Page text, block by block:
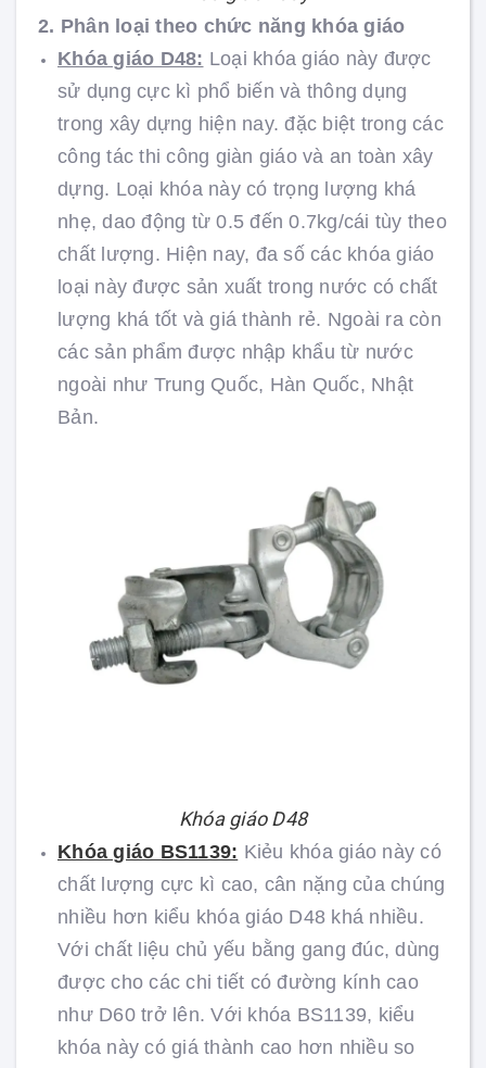
2. Phân loại theo chức năng khóa giáo
Khóa giáo D48: Loại khóa giáo này được
sử dụng cực kì phổ biến và thông dụng
trong xây dựng hiện nay. đặc biệt trong các
công tác thi công giàn giáo và an toàn xây
dựng. Loại khóa này có trọng lượng khá
nhẹ, dao động từ 0.5 đến 0.7kg/cái tùy theo
chất lượng. Hiện nay, đa số các khóa giáo
loại này được sản xuất trong nước có chất
lượng khá tốt và giá thành rẻ. Ngoài ra còn
các sản phẩm được nhập khẩu từ nước
ngoài như Trung Quốc, Hàn Quốc, Nhật
Bản.
Khóa giáo D48
Khóa giáo BS1139: Kiẻu khóa giáo này có
chất lượng cực kì cao, cân nặng của chúng
nhiều hơn kiểu khóa giáo D48 khá nhiều.
Với chất liệu chủ yếu bằng gang đúc, dùng
được cho các chi tiết có đường kính cao
như D60 trở lên. Với khóa BS1139, kiểu
khóa này có giá thành cao hơn nhiều so